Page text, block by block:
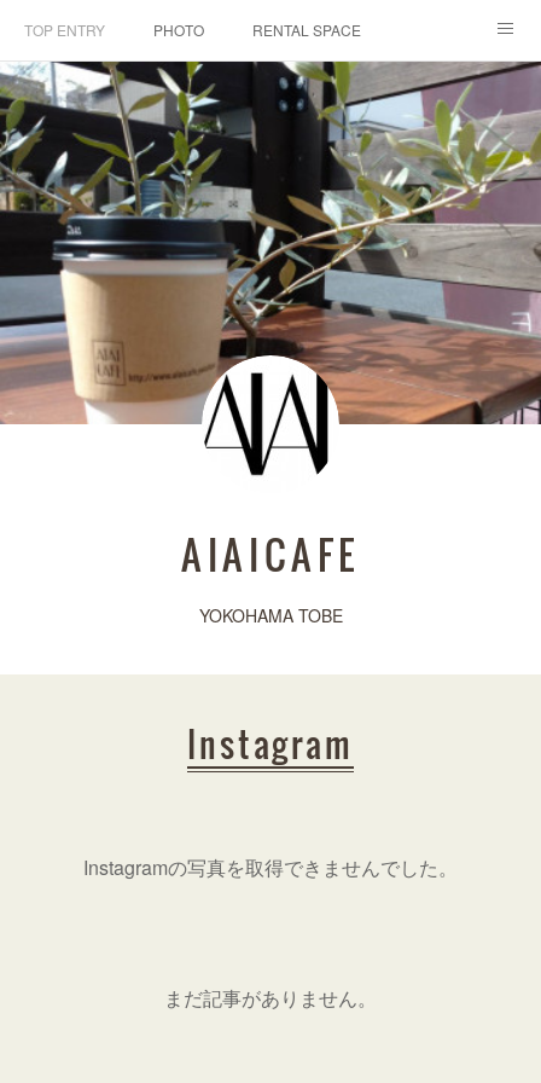
TOP ENTRY PHOTO RENTAL SPACE
ACCESS
AIAICAFE
YOKOHAMA TOBE
Instagram
Instagramの写真を取得できませんでした。
まだ記事がありません。